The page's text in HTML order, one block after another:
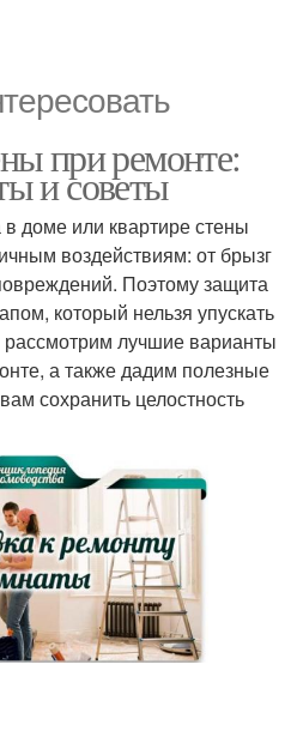
при ремонте:
и советы
доме или квартире стены
воздействиям: от брызг
Поэтому защита
который нельзя упускать
рассмотрим лучшие варианты
а также дадим полезные
сохранить целостность